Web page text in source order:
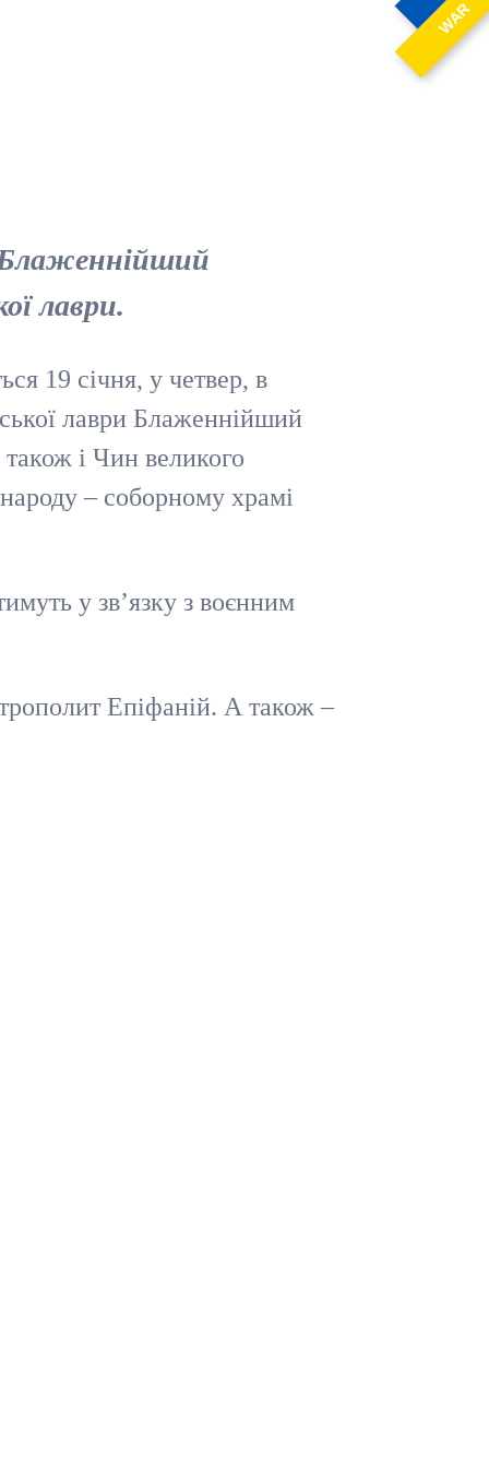
WAR
Блаженнійший
лаври.
19 січня, у четвер, в
лаври Блаженнійший
також і Чин великого
– соборному храмі
у зв’язку з воєнним
Епіфаній. А також –